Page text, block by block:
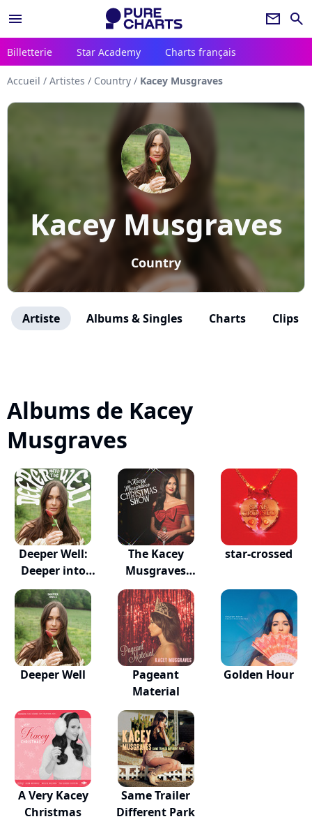
menu newsletter search
Billetterie Star Academy Charts français
Accueil / Artistes / Country / Kacey Musgraves
Kacey Musgraves
Country
Artiste Albums & Singles Charts Clips
Albums de Kacey
Musgraves
Deeper Well:
Deeper into
the...
The Kacey
Musgraves
Christmas...
star-crossed
Deeper Well
Pageant
Material
Golden Hour
A Very Kacey
Christmas
Same Trailer
Different Park